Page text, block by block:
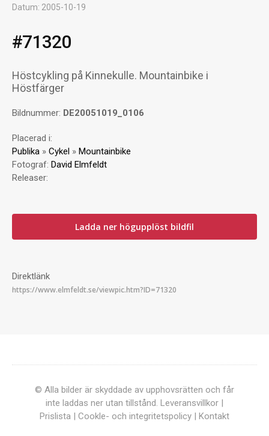
Datum: 2005-10-19
#71320
Höstcykling på Kinnekulle. Mountainbike i
Höstfärger
Bildnummer: DE20051019_0106
Placerad i:
Publika » Cykel » Mountainbike
Fotograf: David Elmfeldt
Releaser:
Ladda ner högupplöst bildfil
Direktlänk
© Alla bilder är skyddade av upphovsrätten och får
inte laddas ner utan tillstånd. Leveransvillkor |
Prislista | Cookle- och integritetspolicy | Kontakt